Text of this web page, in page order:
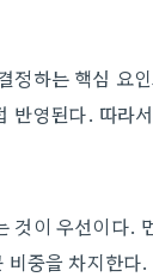
정하는 핵심 요
반영된다. 따라
것이 우선이다.
비중을 차지한다.